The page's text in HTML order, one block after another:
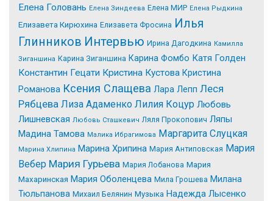
Елена Головань Елена Зиндеева Елена МИР Елена Рыдкина
Елизавета Кирюхина Елизавета Фросина Илья
Глинников Интервью Ирина Дагодкина Камилла
Зиганшина Карина Зиганшина Карина Фомбо Катя Голден
Константин Гецати Кристина Кустова Кристина
Романова Ксения Слащева Лара Лепп Леся
Рябцева Лиза Адаменко Лилия Коцур Любовь
Лишневская Любовь Сташкевич Ляля Прокопович Ляпы
Мадина Тамова Малика Ибрагимова Маргарита Слуцкая
Марина Хлипина Марина Хрипина Мария Антиповская Мария
Вебер Мария Гурьева Мария Лобанова Мария
Махаринская Мария Оболенцева Мила Грошева Милана
Тюльпанова Михаил Белянин Музыка Надежда Лысенко